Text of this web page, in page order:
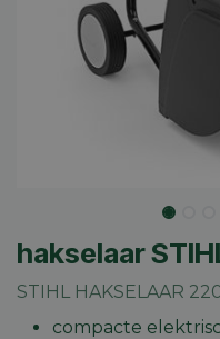
hakselaar
STIHL HAKSELAAR
compacte